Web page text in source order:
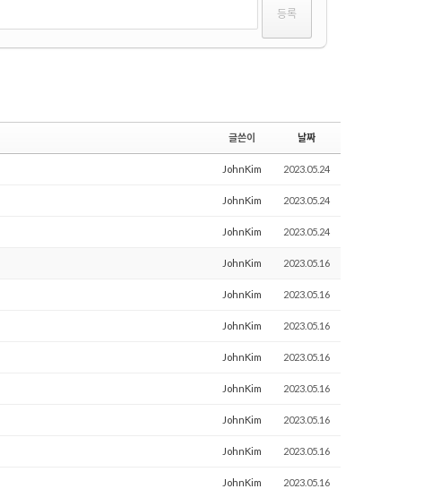
글쓴이 날짜
JohnKim 2023.05.24
JohnKim 2023.05.24
JohnKim 2023.05.24
JohnKim 2023.05.16
JohnKim 2023.05.16
JohnKim 2023.05.16
JohnKim 2023.05.16
JohnKim 2023.05.16
JohnKim 2023.05.16
JohnKim 2023.05.16
JohnKim 2023.05.16